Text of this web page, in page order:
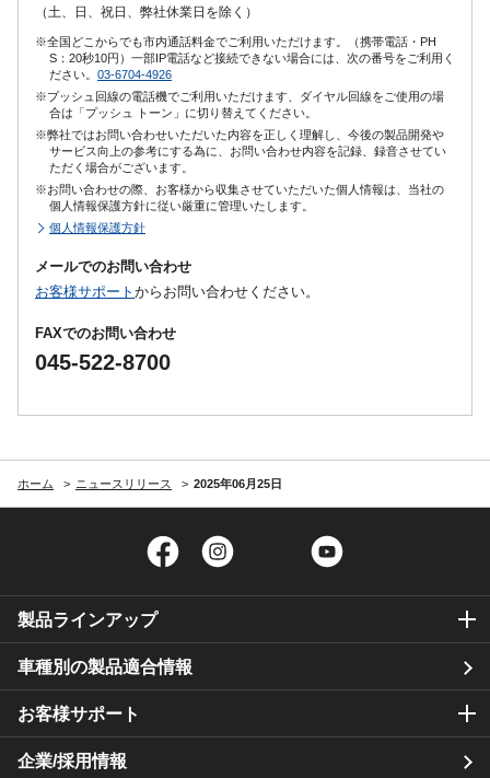
（土、日、祝日、弊社休業日を除く）
※全国どこからでも市内通話料金でご利用いただけます。（携帯電話・PH
S：20秒10円）一部IP電話など接続できない場合には、次の番号をご利用く
ださい。 03-6704-4926
※プッシュ回線の電話機でご利用いただけます、ダイヤル回線をご使用の場
合は「プッシュ トーン」に切り替えてください。
※弊社ではお問い合わせいただいた内容を正しく理解し、今後の製品開発や
サービス向上の参考にする為に、お問い合わせ内容を記録、録音させてい
ただく場合がございます。
※お問い合わせの際、お客様から収集させていただいた個人情報は、当社の
個人情報保護方針に従い厳重に管理いたします。
個人情報保護方針
メールでのお問い合わせ
お客様サポート からお問い合わせください。
FAXでのお問い合わせ
045-522-8700
ホーム ニュースリリース 2025年06月25日
Facebook Twitter
製品ラインアップ
車種別の製品適合情報
お客様サポート
企業/採用情報